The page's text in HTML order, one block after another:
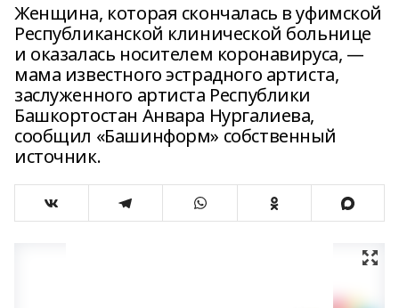
Женщина, которая скончалась в уфимской
Республиканской клинической больнице
и оказалась носителем коронавируса, —
мама известного эстрадного артиста,
заслуженного артиста Республики
Башкортостан Анвара Нургалиева,
сообщил «Башинформ» собственный
источник.